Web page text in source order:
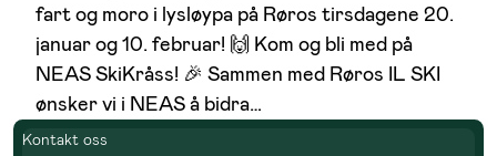
fart og moro i lysløypa på Røros tirsdagene 20.
januar og 10. februar! 🙌 Kom og bli med på
NEAS SkiKråss! 🎉 Sammen med Røros IL SKI
ønsker vi i NEAS å bidra…
Kontakt oss